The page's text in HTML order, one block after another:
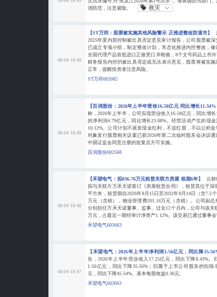
强防范，注意避险。
救灾
08-04 18:49
【ST万邦：股票被实施其他风险警示 正推进整改防退市】
2025年度内部控制被出具否定意见审计报告，公司股票被
已成立专项小组，制定整改计划，常态化推进内控整改，
全国代理产品首批进口正接受口岸检验，8个文号药品上市
财务报告内控仍被出具否定或无法表示意见，股票将被实
正常，提醒投资者注意风险。
ST万邦002082
08-04 18:49
【百润股份：2026年上半年营收16.58亿元 同比增长
称，2026年上半年，公司实现营业收入16.58亿元，同比增
的净利润4.79亿元，同比增长23.08%。经营活动产生的现
10.12%。公司计划不派发现金红利，不送红股，不以公积
对象发行股票相关议案已获2026年第二次临时股东会决议
中国证监会同意注册的批复后方可实施。
百润股份002568
08-04 18:48
【禾望电气：拟836.76万元租赁关联方房屋 租期6年】
云财
拟与关联方万禾天诺签订《房屋租赁合同》，租赁其位于深
平方米，租赁期自2026年8月15日至2032年8月14日（含7.5
万元（含税），物业管理费201.16万元（含税）。公司副
分别担任万禾天诺董事、监事。过去12个月内，公司与该关
万元，占最近一期经审计净资产1.12%。该交易已通过董事
禾望电气603063
08-04 18:47
【禾望电气：2026年上半年净利润1.56亿元，同比降
告，2026年上半年营业收入17.25亿元，同比下降8.43%
1.56亿元，同比下降35.56%；归属于上市公司股东的扣
元，同比下降45.54%。基本每股收益0.36元。
禾望电气603063